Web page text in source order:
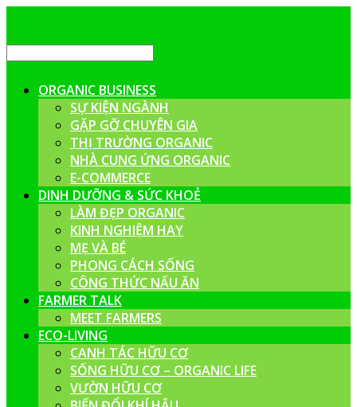
ORGANIC BUSINESS
SỰ KIỆN NGÀNH
GẶP GỠ CHUYÊN GIA
THỊ TRƯỜNG ORGANIC
NHÀ CUNG ỨNG ORGANIC
E-COMMERCE
DINH DƯỠNG & SỨC KHOẺ
LÀM ĐẸP ORGANIC
KINH NGHIỆM HAY
MẸ VÀ BÉ
PHONG CÁCH SỐNG
CÔNG THỨC NẤU ĂN
FARMER TALK
MEET FARMERS
ECO-LIVING
CANH TÁC HỮU CƠ
SỐNG HỮU CƠ – ORGANIC LIFE
VƯỜN HỮU CƠ